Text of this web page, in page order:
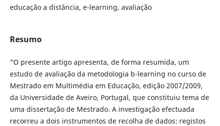
educação a distância, e-learning, avaliação
Resumo
"O presente artigo apresenta, de forma resumida, um
estudo de avaliação da metodologia b-learning no curso de
Mestrado em Multimédia em Educação, edição 2007/2009,
da Universidade de Aveiro, Portugal, que constituiu tema de
uma dissertação de Mestrado. A investigação efectuada
recorreu a dois instrumentos de recolha de dados: registos